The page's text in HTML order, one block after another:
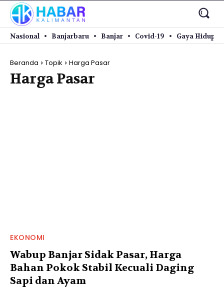
Nasional Banjarbaru Banjar Covid-19 Gaya Hidup
Beranda Topik Harga Pasar
Harga Pasar
EKONOMI
Wabup Banjar Sidak Pasar, Harga
Bahan Pokok Stabil Kecuali Daging
Sapi dan Ayam